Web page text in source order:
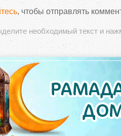
, чтобы отправлять
необходимый текст и